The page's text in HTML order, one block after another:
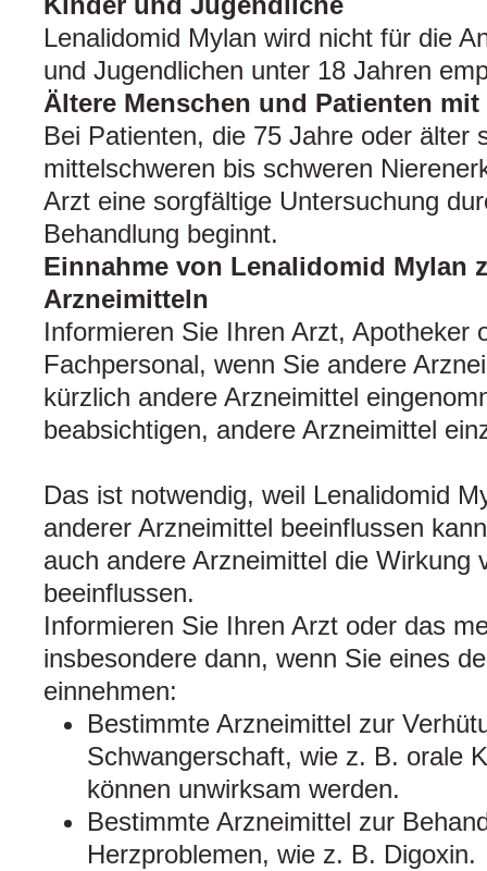
Lenalidomid Mylan wird nicht für die
und Jugendlichen unter 18 Jahren
Ältere Menschen und Patienten
Bei Patienten, die 75 Jahre oder älter
mittelschweren bis schweren
Arzt eine sorgfältige Untersuchung
Behandlung beginnt.
Einnahme von Lenalidomid Mylan
Arzneimitteln
Informieren Sie Ihren Arzt, Apotheker
Fachpersonal, wenn Sie andere
kürzlich andere Arzneimittel
beabsichtigen, andere Arzneimittel
Das ist notwendig, weil Lenalidomid
anderer Arzneimittel beeinflussen
auch andere Arzneimittel die Wirkung
beeinflussen.
Informieren Sie Ihren Arzt oder das
insbesondere dann, wenn Sie eines
einnehmen:
Bestimmte Arzneimittel zur
Schwangerschaft, wie z. B. orale
können unwirksam werden.
Bestimmte Arzneimittel zur
Herzproblemen, wie z. B. Digoxin.